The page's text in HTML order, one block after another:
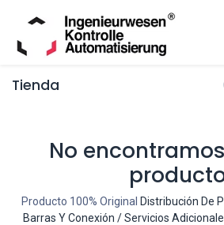
Tienda
No
Producto 100% Original Distribución De
Barras Y Conexión / Servicios